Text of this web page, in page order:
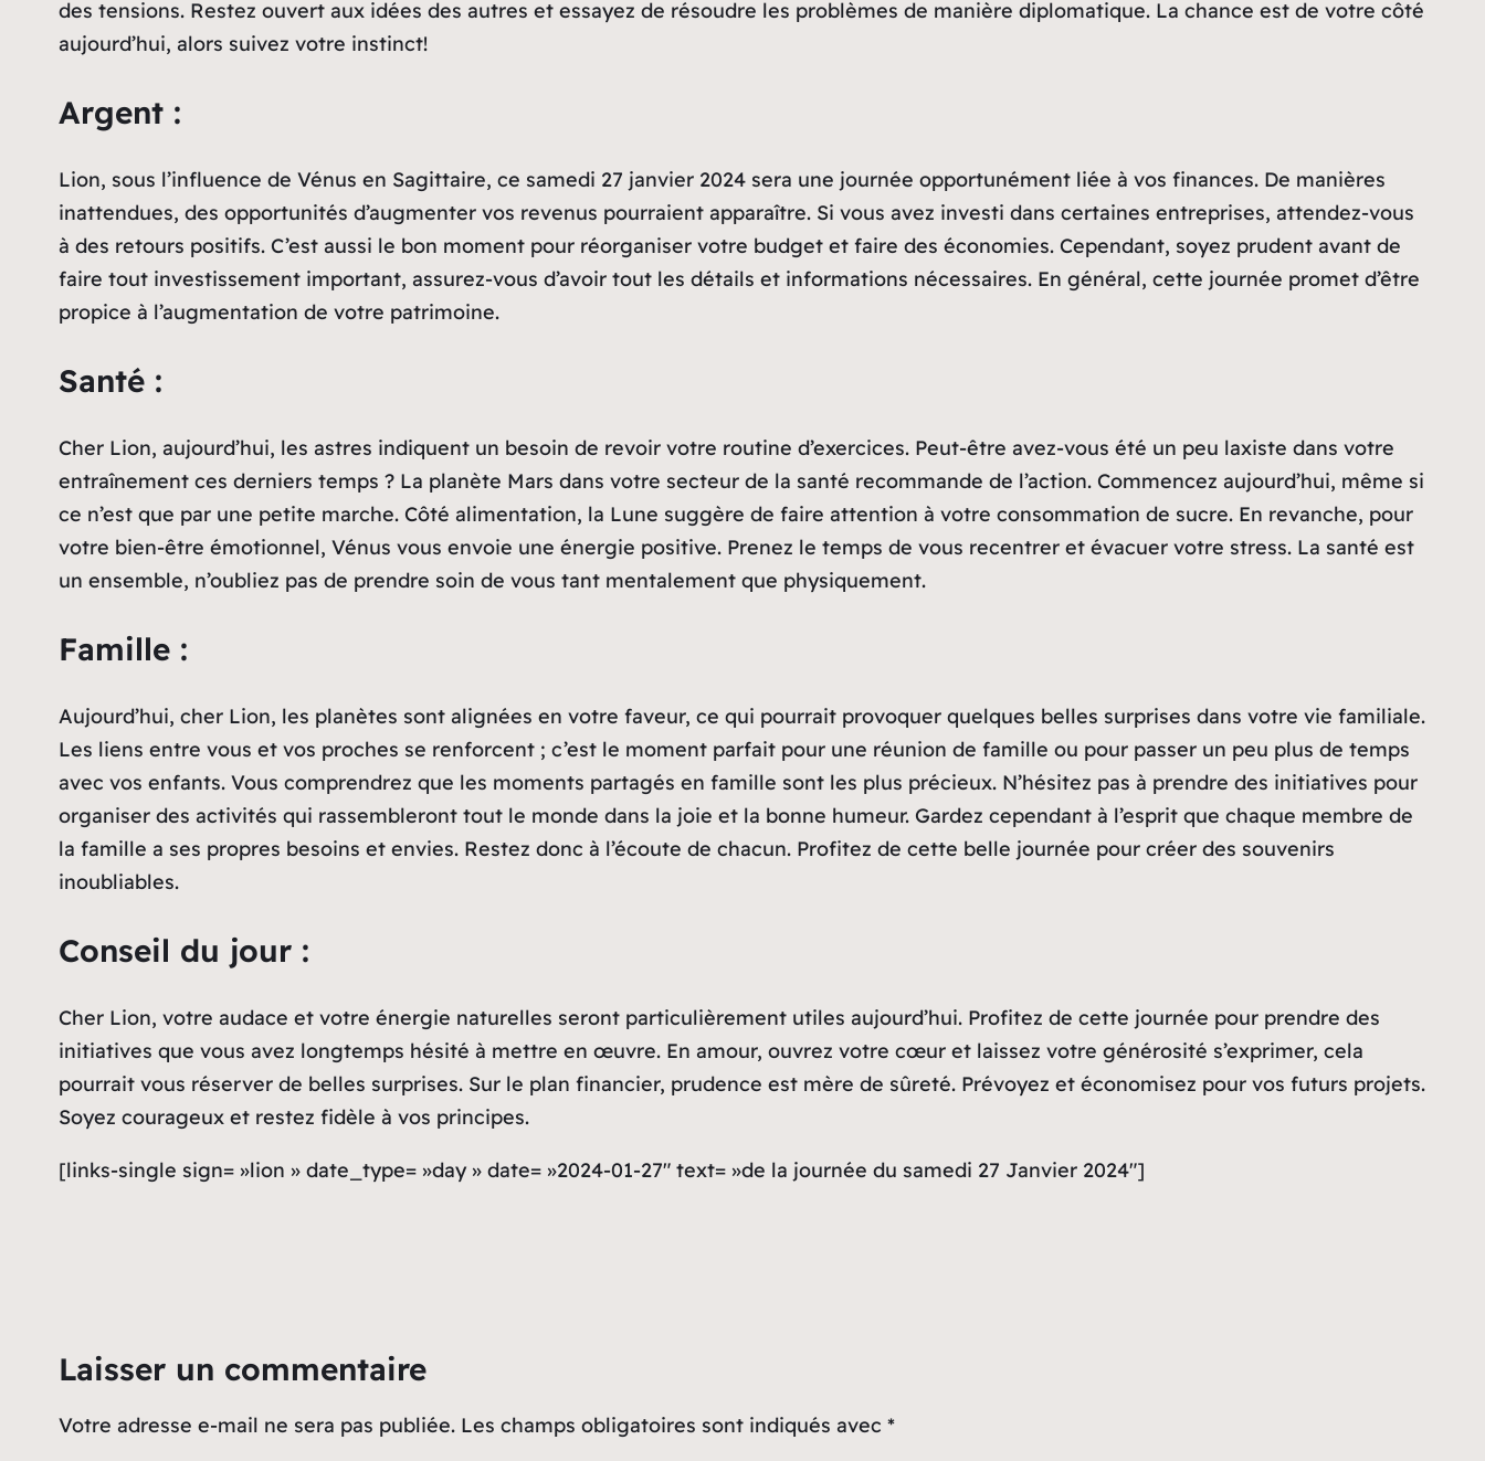
des tensions. Restez ouvert aux idées des autres et essayez de résoudre les problèmes de manière diplomatique. La chance est de votre côté
aujourd’hui, alors suivez votre instinct!
Argent :
Lion, sous l’influence de Vénus en Sagittaire, ce samedi 27 janvier 2024 sera une journée opportunément liée à vos finances. De manières
inattendues, des opportunités d’augmenter vos revenus pourraient apparaître. Si vous avez investi dans certaines entreprises, attendez-vous
à des retours positifs. C’est aussi le bon moment pour réorganiser votre budget et faire des économies. Cependant, soyez prudent avant de
faire tout investissement important, assurez-vous d’avoir tout les détails et informations nécessaires. En général, cette journée promet d’être
propice à l’augmentation de votre patrimoine.
Santé :
Cher Lion, aujourd’hui, les astres indiquent un besoin de revoir votre routine d’exercices. Peut-être avez-vous été un peu laxiste dans votre
entraînement ces derniers temps ? La planète Mars dans votre secteur de la santé recommande de l’action. Commencez aujourd’hui, même si
ce n’est que par une petite marche. Côté alimentation, la Lune suggère de faire attention à votre consommation de sucre. En revanche, pour
votre bien-être émotionnel, Vénus vous envoie une énergie positive. Prenez le temps de vous recentrer et évacuer votre stress. La santé est
un ensemble, n’oubliez pas de prendre soin de vous tant mentalement que physiquement.
Famille :
Aujourd’hui, cher Lion, les planètes sont alignées en votre faveur, ce qui pourrait provoquer quelques belles surprises dans votre vie familiale.
Les liens entre vous et vos proches se renforcent ; c’est le moment parfait pour une réunion de famille ou pour passer un peu plus de temps
avec vos enfants. Vous comprendrez que les moments partagés en famille sont les plus précieux. N’hésitez pas à prendre des initiatives pour
organiser des activités qui rassembleront tout le monde dans la joie et la bonne humeur. Gardez cependant à l’esprit que chaque membre de
la famille a ses propres besoins et envies. Restez donc à l’écoute de chacun. Profitez de cette belle journée pour créer des souvenirs
inoubliables.
Conseil du jour :
Cher Lion, votre audace et votre énergie naturelles seront particulièrement utiles aujourd’hui. Profitez de cette journée pour prendre des
initiatives que vous avez longtemps hésité à mettre en œuvre. En amour, ouvrez votre cœur et laissez votre générosité s’exprimer, cela
pourrait vous réserver de belles surprises. Sur le plan financier, prudence est mère de sûreté. Prévoyez et économisez pour vos futurs projets.
Soyez courageux et restez fidèle à vos principes.
[links-single sign= »lion » date_type= »day » date= »2024-01-27″ text= »de la journée du samedi 27 Janvier 2024″]
Laisser un commentaire
Votre adresse e-mail ne sera pas publiée. Les champs obligatoires sont indiqués avec *